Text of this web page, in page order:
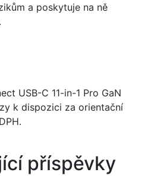
a poskytuje na ně
USB-C 11-in-1 Pro GaN
k dispozici za orientační
příspěvky